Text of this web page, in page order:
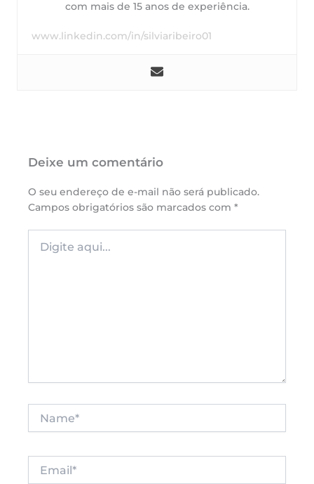
com mais de 15 anos de experiência.
www.linkedin.com/in/silviaribeiro01
Deixe um comentário
O seu endereço de e-mail não será publicado.
Campos obrigatórios são marcados com*
aqui...